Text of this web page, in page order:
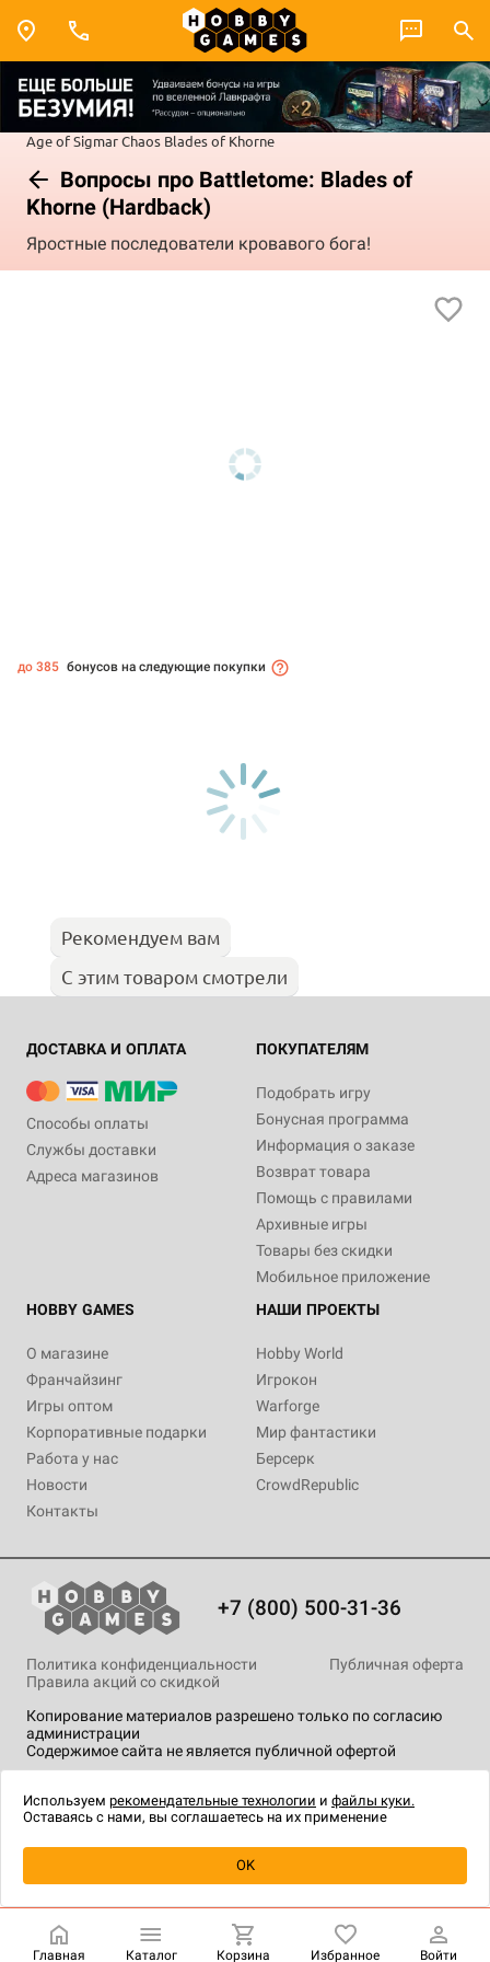
Age of SigmarChaos Blades of Khorne
Вопросы про Battletome: Blades of
Khorne (Hardback)
Яростные последователи кровавого бога!
Уведомить о наличии
до 385 бонусов на следующие покупки
Рекомендуем вам
С этим товаром смотрели
ДОСТАВКА И ОПЛАТА
Способы оплаты
Службы доставки
Адреса магазинов
ПОКУПАТЕЛЯМ
Подобрать игру
Бонусная программа
Информация о заказе
Возврат товара
Помощь с правилами
Архивные игры
Товары без скидки
Мобильное приложение
HOBBY GAMES
О магазине
Франчайзинг
Игры оптом
Корпоративные подарки
Работа у нас
Новости
Контакты
НАШИ ПРОЕКТЫ
Hobby World
Игрокон
Warforge
Мир фантастики
Берсерк
CrowdRepublic
+7 (800) 500-31-36
Копирование материалов разрешено только по согласию
администрации
Содержимое сайта не является публичной офертой
Политика конфиденциальности
Публичная оферта
Правила акций со скидкой
технологии.
Главная Каталог Корзина Избранное Войти
Используем рекомендательные технологии и файлы куки.
Оставаясь с нами, вы соглашаетесь на их применение
OK